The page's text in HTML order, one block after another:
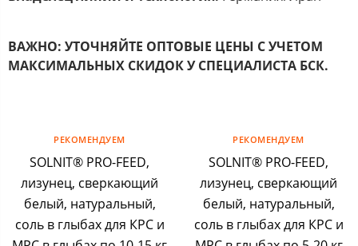
ВАЖНО: УТОЧНЯЙТЕ ОПТОВЫЕ ЦЕНЫ С УЧЕТОМ
МАКСИМАЛЬНЫХ СКИДОК У СПЕЦИАЛИСТА БСК.
РЕКОМЕНДУЕМ
SOLNIT® PRO-FEED,
лизунец, сверкающий
белый, натуральный,
соль в глыбах для КРС и
РЕКОМЕНДУЕМ
SOLNIT® PRO-FEED,
лизунец, сверкающий
белый, натуральный,
соль в глыбах для КРС и